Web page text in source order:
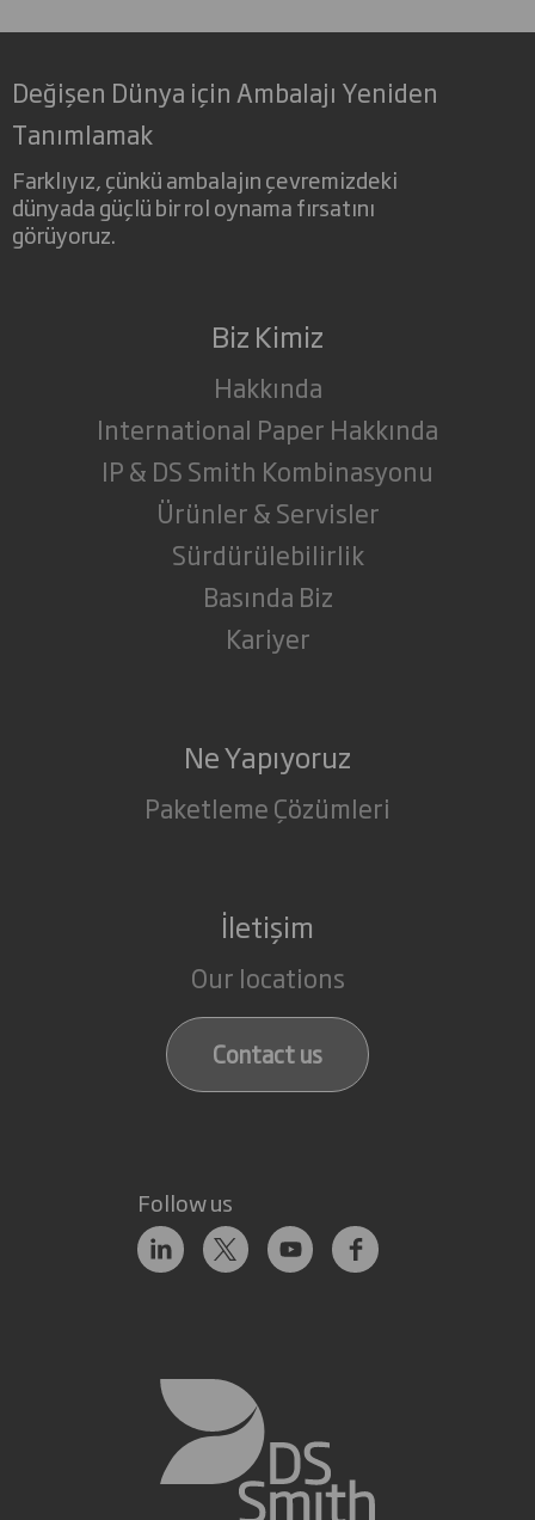
Değişen Dünya için Ambalajı Yeniden
Tanımlamak
Farklıyız, çünkü ambalajın çevremizdeki
dünyada güçlü bir rol oynama fırsatını
görüyoruz.
Biz Kimiz
Hakkında
International Paper Hakkında
IP & DS Smith Kombinasyonu
Ürünler & Servisler
Sürdürülebilirlik
Basında Biz
Kariyer
Ne Yapıyoruz
Paketleme Çözümleri
İletişim
Our locations
Contact us
Follow us